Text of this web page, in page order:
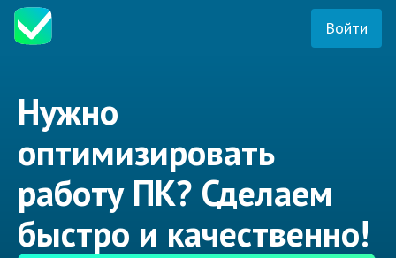
Войти
Нужно
оптимизировать
работу ПК? Сделаем
быстро и качественно!